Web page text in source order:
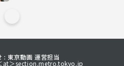
: 東京動画 運営担当
at＞section.metro.tokyo.jp